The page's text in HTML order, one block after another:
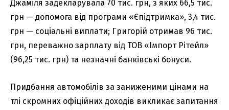
Джаміля задекларувала 70 тис. грн, з яких 66,5 тис.
грн — допомога від програми «Єпідтримка», 3,4 тис.
грн — соціальні виплати; Григорій отримав 96 тис.
грн, переважно зарплату від ТОВ «Імпорт Рітейл»
(96,25 тис. грн) та незначні банківські бонуси.
Придбання автомобілів за заниженими цінами на
тлі скромних офіційних доходів викликає запитання